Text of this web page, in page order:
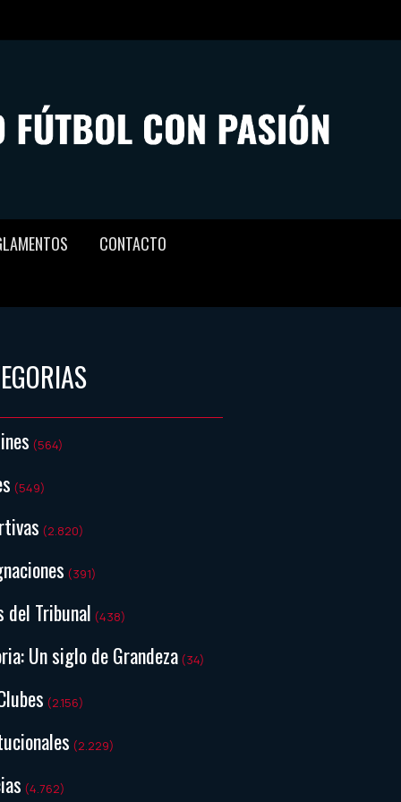
CONTACTO
(564)
(549)
(2.820)
(391)
del Tribunal (438)
Un siglo de Grandeza (34)
(2.156)
(2.229)
(4.762)